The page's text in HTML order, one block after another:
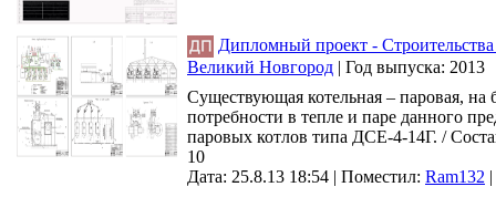
Дипломный проект -
Великий Новгород | Год выпуска: 2013
Существующая котельная – паровая,
потребности в тепле и паре данного
паровых котлов типа ДСЕ-4-14Г. /
10
Дата: 25.8.13 18:54 | Поместил: Ram132 |